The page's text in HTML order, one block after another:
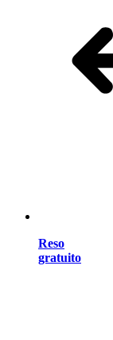
Reso
gratuito